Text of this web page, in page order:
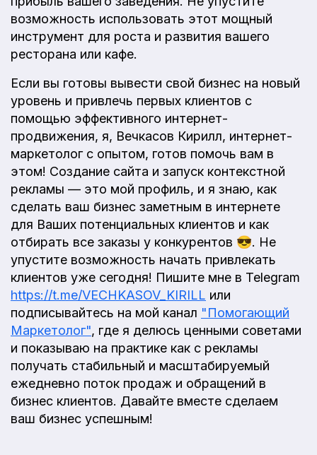
возможность использовать этот мощный
инструмент для роста и развития вашего
ресторана или кафе.
Если вы готовы вывести свой бизнес на новый
уровень и привлечь первых клиентов с
помощью эффективного интернет-
продвижения, я, Вечкасов Кирилл, интернет-
маркетолог с опытом, готов помочь вам в
этом! Создание сайта и запуск контекстной
рекламы — это мой профиль, и я знаю, как
сделать ваш бизнес заметным в интернете
для Ваших потенциальных клиентов и как
отбирать все заказы у конкурентов 😎. Не
упустите возможность начать привлекать
клиентов уже сегодня! Пишите мне в Telegram
https://t.me/VECHKASOV_KIRILL или
подписывайтесь на мой канал "Помогающий
Маркетолог", где я делюсь ценными советами
и показываю на практике как с рекламы
получать стабильный и масштабируемый
ежедневно поток продаж и обращений в
бизнес клиентов. Давайте вместе сделаем
ваш бизнес успешным!